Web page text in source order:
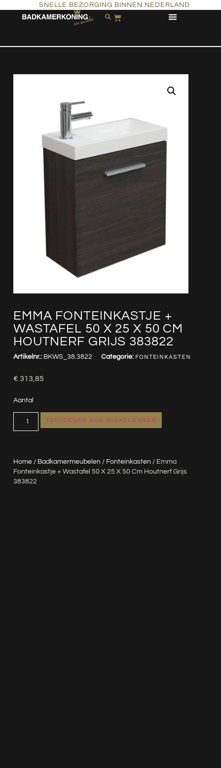
SNELLE BEZORGING BINNEN NEDERLAND
EMMA FONTEINKASTJE +
WASTAFEL 50 X 25 X 50 CM
HOUTNERF GRIJS 383822
Home/ Badkamermeubelen / Fonteinkasten / Emma
Fonteinkastje + Wastafel 50 X 25 X 50 Cm Houtnerf Grijs
383822
Artikelnr.: BKWS_38.3822 Categorie: FONTEINKASTEN
€ 313,85
Aantal
TOEVOEGEN AAN WINKELWAGEN